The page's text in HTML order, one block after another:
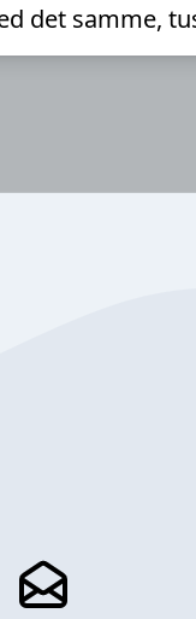
det samme,